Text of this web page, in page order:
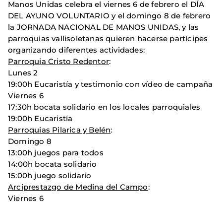
Manos Unidas celebra el viernes 6 de febrero el DÍA
DEL AYUNO VOLUNTARIO y el domingo 8 de febrero
la JORNADA NACIONAL DE MANOS UNIDAS, y las
parroquias vallisoletanas quieren hacerse partícipes
organizando diferentes actividades:
Parroquia Cristo Redentor:
Lunes 2
19:00h Eucaristía y testimonio con vídeo de campaña
Viernes 6
17:30h bocata solidario en los locales parroquiales
19:00h Eucaristía
Parroquias Pilarica y Belén:
Domingo 8
13:00h juegos para todos
14:00h bocata solidario
15:00h juego solidario
Arciprestazgo de Medina del Campo:
Viernes 6